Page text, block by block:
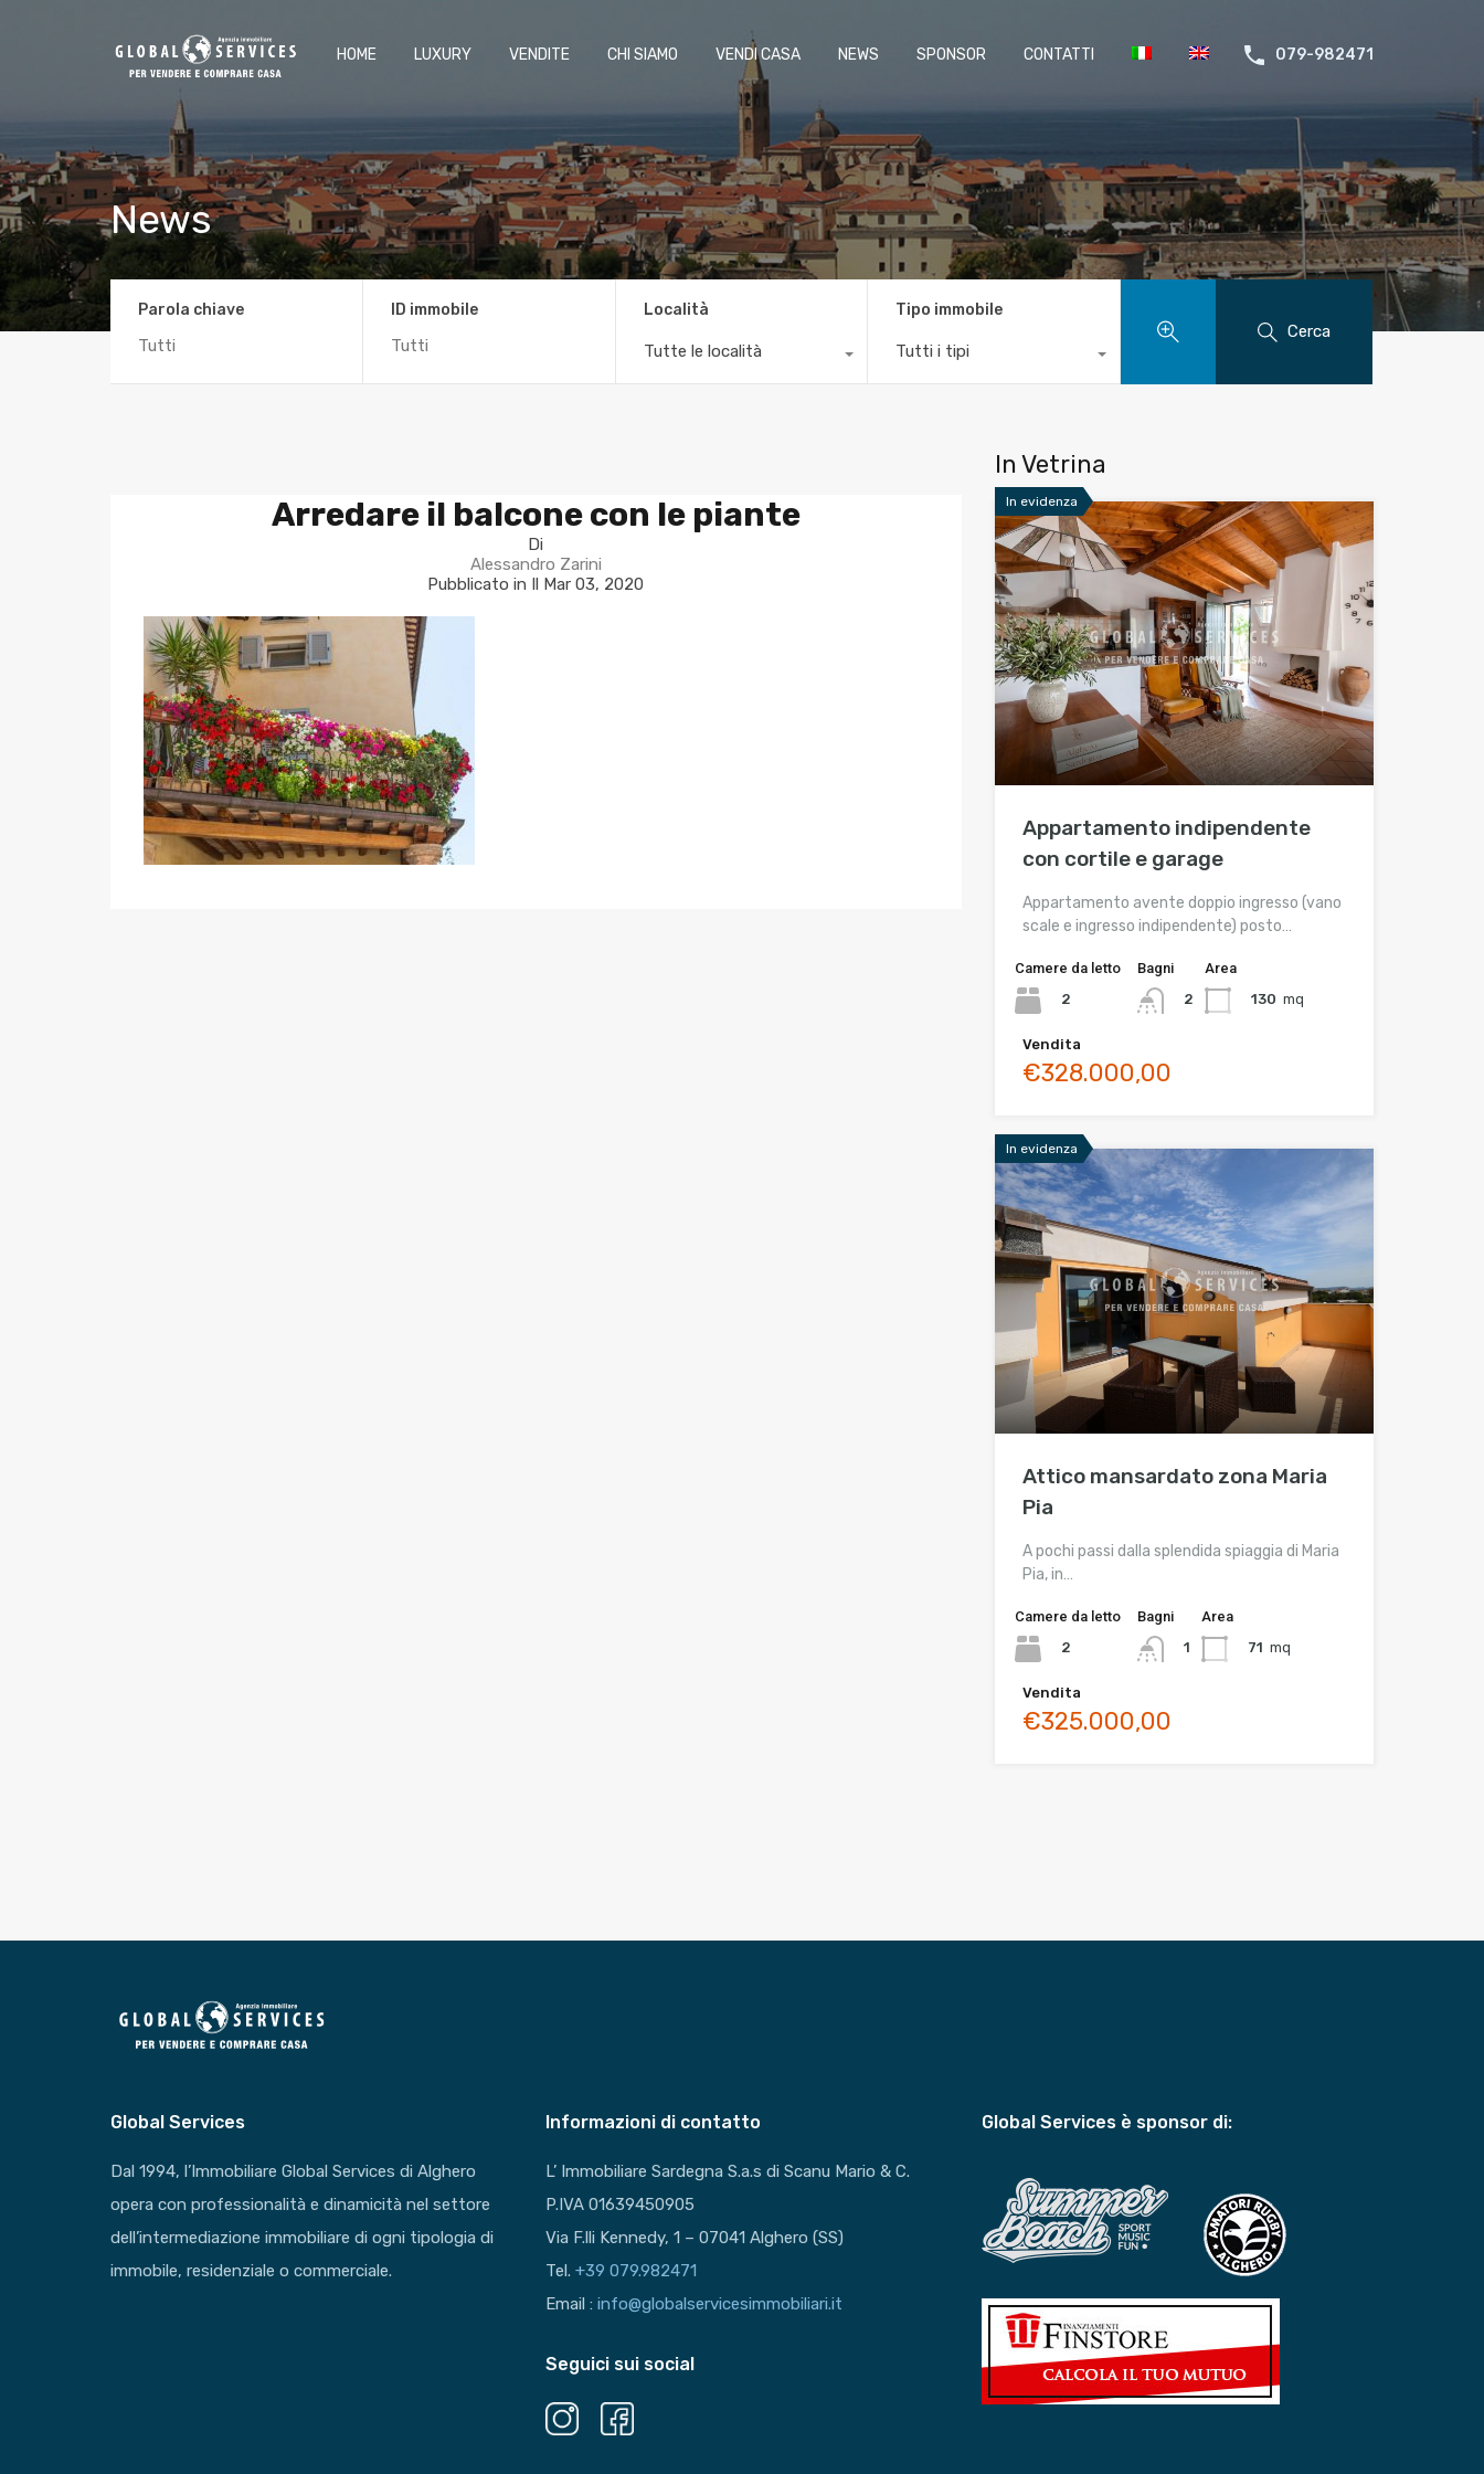
HOME LUXURY VENDITE CHI SIAMO VENDI CASA NEWS SPONSOR CONTATTI 079-982471
News
Parola chiave ID immobile Località
Tutte le località
Tipo immobile
Tutti i tipi
Cerca
Arredare il balcone con le piante
Di
Alessandro Zarini
Pubblicato in Il Mar 03, 2020
In Vetrina
In evidenza
Appartamento indipendente
con cortile e garage
Appartamento avente doppio ingresso (vano
scale e ingresso indipendente) posto…
Camere da letto
2
Bagni
2
Area
130 mq
Vendita
€328.000,00
In evidenza
Attico mansardato zona Maria
Pia
A pochi passi dalla splendida spiaggia di Maria
Pia, in…
Camere da letto
2
Bagni
1
Area
71 mq
Vendita
€325.000,00
Global Services
Dal 1994, l’Immobiliare Global Services di Alghero
opera con professionalità e dinamicità nel settore
dell’intermediazione immobiliare di ogni tipologia di
immobile, residenziale o commerciale.
Informazioni di contatto
L’ Immobiliare Sardegna S.a.s di Scanu Mario & C.
P.IVA 01639450905
Via F.lli Kennedy, 1 – 07041 Alghero (SS)
Tel.+39 079.982471
Email :info@globalservicesimmobiliari.it
Seguici sui social
Global Services è sponsor di: